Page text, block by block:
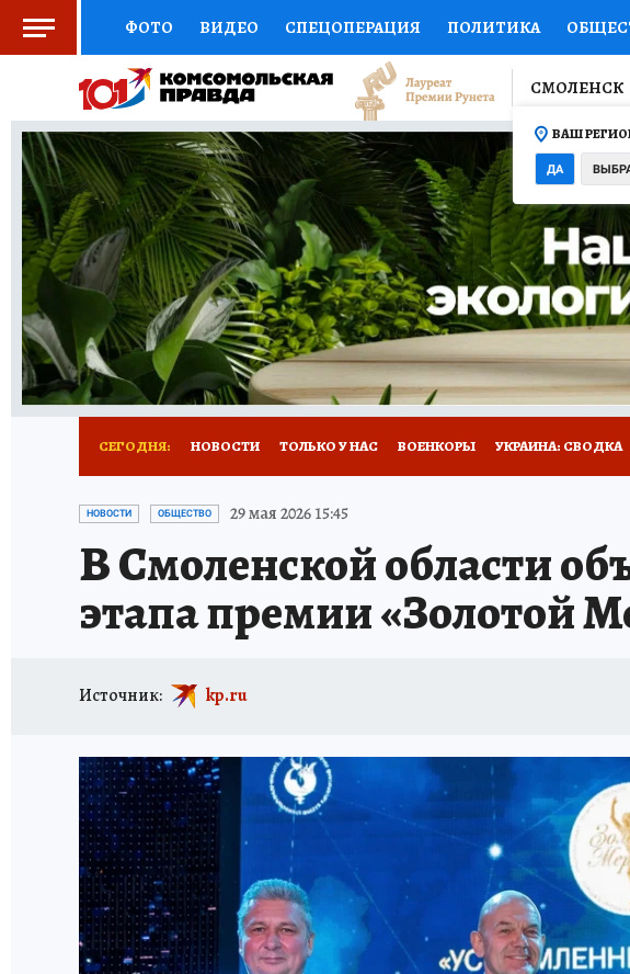
ФОТО ВИДЕО СПЕЦОПЕРАЦИЯ ПОЛИТИКА
СОЦПОДДЕРЖКА НАУКА СПОРТ КОЛУМНИСТЫ
ВЫБОР ЭКСПЕРТОВ ДОКТОР ФИНАНСЫ
КНИЖНАЯ ПОЛКА ПРОГНОЗЫ НА СПОРТ ПРОМОКОДЫ
ПРЕСС-ЦЕНТР НЕДВИЖИМОСТЬ ТЕЛЕВИЗОР
РАДИО КП РЕКЛАМА ТЕСТЫ НОВОЕ НА САЙТЕ
СМОЛЕНСК
ВАШ
ДА
СЕГОДНЯ: НОВОСТИ ТОЛЬКО У НАС ВОЕНКОРЫ УКРАИНА: СВОДКА
ИСПЫТАНО НА СЕБЕ
НОВОСТИ ОБЩЕСТВО 29 мая 2026 15:45
В Смоленской области
этапа премии «Золотой
Источник: kp.ru